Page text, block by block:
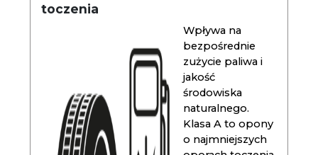
toczenia
Wpływa na
bezpośrednie
zużycie paliwa i
jakość
środowiska
naturalnego.
Klasa A to opony
o najmniejszych